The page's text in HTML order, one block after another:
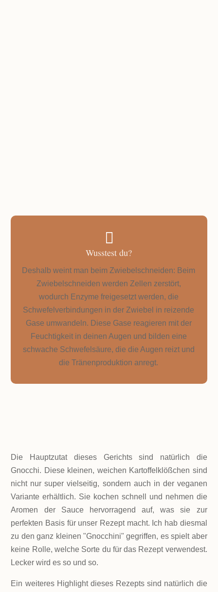

Wusstest du?
Deshalb weint man beim Zwiebelschneiden: Beim
Zwiebelschneiden werden Zellen zerstört,
wodurch Enzyme freigesetzt werden, die
Schwefelverbindungen in der Zwiebel in reizende
Gase umwandeln. Diese Gase reagieren mit der
Feuchtigkeit in deinen Augen und bilden eine
schwache Schwefelsäure, die die Augen reizt und
die Tränenproduktion anregt.
Die Hauptzutat dieses Gerichts sind natürlich die
Gnocchi. Diese kleinen, weichen Kartoffelklößchen sind
nicht nur super vielseitig, sondern auch in der veganen
Variante erhältlich. Sie kochen schnell und nehmen die
Aromen der Sauce hervorragend auf, was sie zur
perfekten Basis für unser Rezept macht. Ich hab diesmal
zu den ganz kleinen "Gnocchini" gegriffen, es spielt aber
keine Rolle, welche Sorte du für das Rezept verwendest.
Lecker wird es so und so.
Ein weiteres Highlight dieses Rezepts sind natürlich die